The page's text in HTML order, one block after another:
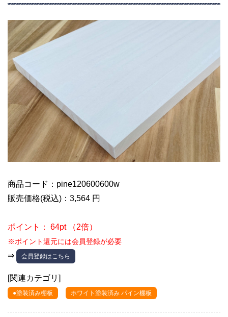
商品コード：pine120600600w
販売価格(税込)：3,564 円
ポイント： 64pt （2倍）
※ポイント還元には会員登録が必要
⇒ 会員登録はこちら
[関連カテゴリ]
●塗装済み棚板 ホワイト塗装済み パイン棚板